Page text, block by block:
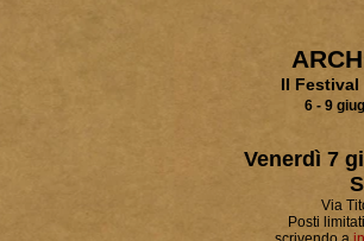
Il
6 - 9
Venerdì 7
Via
Posti